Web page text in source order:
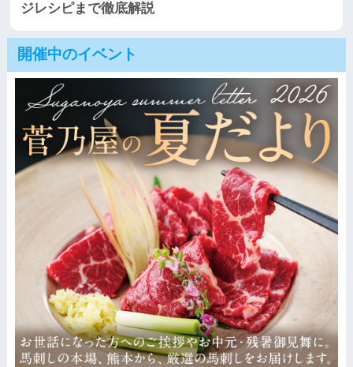
ジレシピまで徹底解説
開催中のイベント